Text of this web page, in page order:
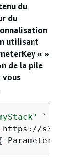
du
du
utilisant
« »
de la pile
vous
`
https://